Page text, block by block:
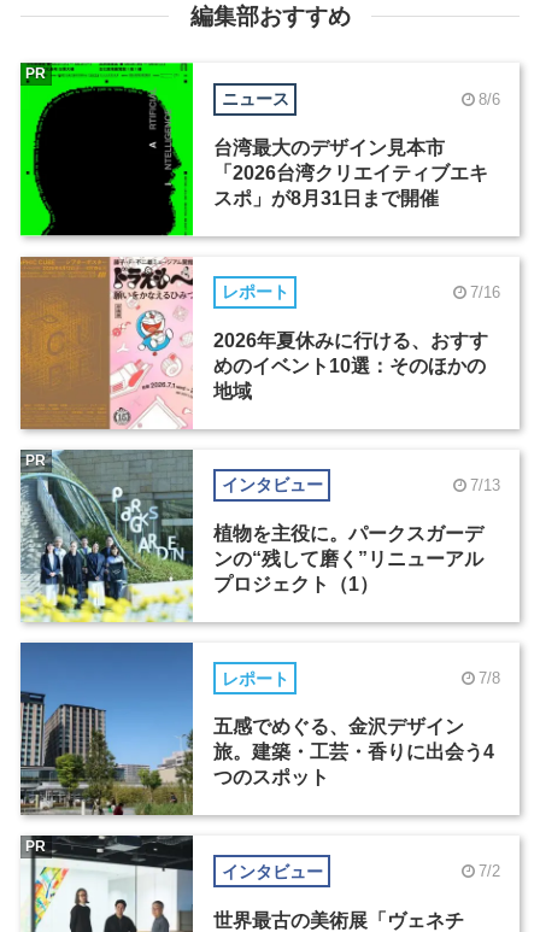
編集部おすすめ
ニュース 8/6
台湾最大のデザイン見本市
「2026台湾クリエイティブエキ
スポ」が8月31日まで開催
PR
レポート 7/16
2026年夏休みに行ける、おすす
めのイベント10選：そのほかの
地域
インタビュー 7/13
植物を主役に。パークスガーデ
ンの“残して磨く”リニューアル
プロジェクト（1）
PR
レポート 7/8
五感でめぐる、金沢デザイン
旅。建築・工芸・香りに出会う4
つのスポット
インタビュー 7/2
世界最古の美術展「ヴェネチ
PR